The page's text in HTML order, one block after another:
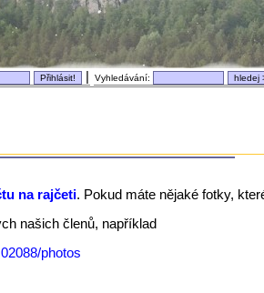
| Vyhledávání:
na rajčeti. Pokud máte nějaké fotky,
našich členů, například
photos